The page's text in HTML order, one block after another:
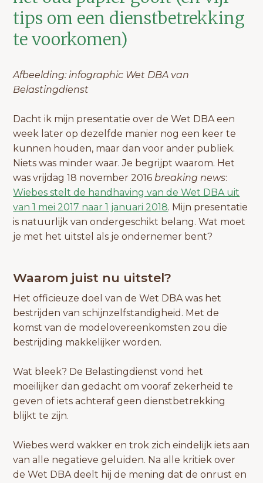
tips om een dienstbetrekking
te voorkomen)
Afbeelding: infographic Wet DBA van
Belastingdienst
Dacht ik mijn presentatie over de Wet DBA een
week later op dezelfde manier nog een keer te
kunnen houden, maar dan voor ander publiek.
Niets was minder waar. Je begrijpt waarom. Het
was vrijdag 18 november 2016breaking news:
Wiebes stelt de handhaving van de Wet DBA uit
van 1 mei 2017 naar 1 januari 2018. Mijn presentatie
is natuurlijk van ondergeschikt belang. Wat moet
je met het uitstel als je ondernemer bent?
Waarom juist nu uitstel?
Het officieuze doel van de Wet DBA was het
bestrijden van schijnzelfstandigheid. Met de
komst van de modelovereenkomsten zou die
bestrijding makkelijker worden.
Wat bleek? De Belastingdienst vond het
moeilijker dan gedacht om vooraf zekerheid te
geven of iets achteraf geen dienstbetrekking
blijkt te zijn.
Wiebes werd wakker en trok zich eindelijk iets aan
van alle negatieve geluiden. Na alle kritiek over
de Wet DBA deelt hij de mening dat de onrust en